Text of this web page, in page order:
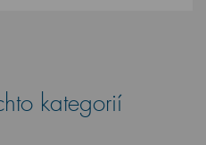
kategorií